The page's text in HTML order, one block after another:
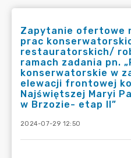
Zapytanie ofertowe
prac
restauratorskich/
ramach zadania pn.
konserwatorskie w
elewacji frontowej
Najświętszej Maryi
w Brzozie- etap II”
2024-07-29 12:50